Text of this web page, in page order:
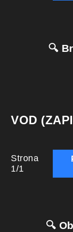
🔍
VOD
Strona
1/1
🔍